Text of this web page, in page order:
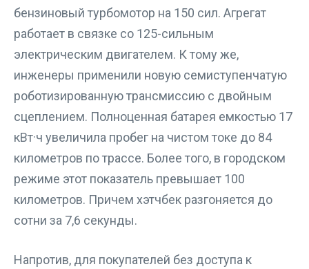
бензиновый турбомотор на 150 сил. Агрегат
работает в связке со 125-сильным
электрическим двигателем. К тому же,
инженеры применили новую семиступенчатую
роботизированную трансмиссию с двойным
сцеплением. Полноценная батарея емкостью 17
кВт·ч увеличила пробег на чистом токе до 84
километров по трассе. Более того, в городском
режиме этот показатель превышает 100
километров. Причем хэтчбек разгоняется до
сотни за 7,6 секунды.
Напротив, для покупателей без доступа к